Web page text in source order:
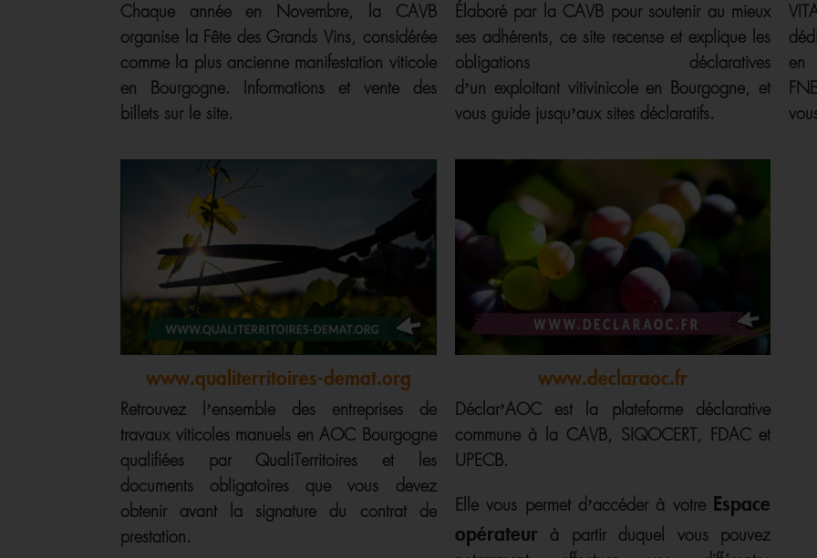
Chaque année en Novembre, la CAVB
organise la Fête des Grands Vins, considérée
comme la plus ancienne manifestation viticole
en Bourgogne. Informations et vente des
billets sur le site.
Élaboré par la CAVB pour soutenir au mieux
ses adhérents, ce site recense et explique les
obligations déclaratives
d’un exploitant vitivinicole en Bourgogne, et
vous guide jusqu’aux sites déclaratifs.
en
www.qualiterritoires-demat.org
Retrouvez l’ensemble des entreprises de
travaux viticoles manuels en AOC Bourgogne
qualifiées par QualiTerritoires et les
documents obligatoires que vous devez
obtenir avant la signature du contrat de
prestation.
www.declaraoc.fr
Déclar’AOC est la plateforme déclarative
commune à la CAVB, SIQOCERT, FDAC et
UPECB.
Elle vous permet d’accéder à votre Espace
opérateurà partir duquel vous pouvez